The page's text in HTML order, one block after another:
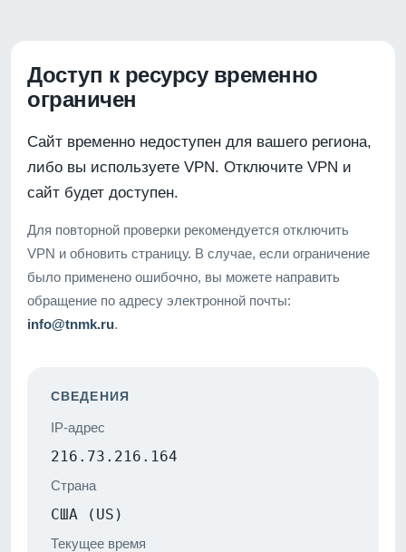
Доступ к ресурсу временно
ограничен
Сайт временно недоступен для вашего региона,
либо вы используете VPN. Отключите VPN и
сайт будет доступен.
Для повторной проверки рекомендуется отключить
VPN и обновить страницу. В случае, если ограничение
было применено ошибочно, вы можете направить
обращение по адресу электронной почты:
info@tnmk.ru.
СВЕДЕНИЯ
IP-адрес
216.73.216.164
Страна
США (US)
Текущее время